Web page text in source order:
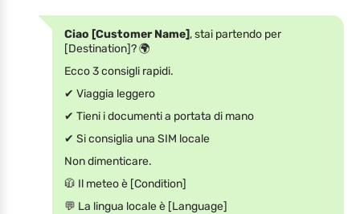
Ciao [Customer Name], stai partendo per
[Destination]? 🌍
Ecco 3 consigli rapidi.
✔ Viaggia leggero
✔ Tieni i documenti a portata di mano
✔ Si consiglia una SIM locale
Non dimenticare.
🧥 Il meteo è [Condition]
💬 La lingua locale è [Language]